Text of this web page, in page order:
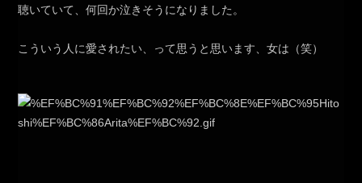
聴いていて、何回か泣きそうになりました。
こういう人に愛されたい、って思うと思います、女は（笑）